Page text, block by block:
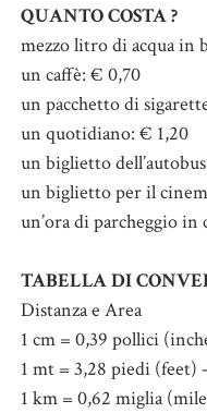
QUANTO COSTA ?
mezzo litro di acqua in
un caffè: € 0,70
un pacchetto di
un quotidiano: € 1,20
un biglietto
un biglietto per il
un’ora di parcheggio
TABELLA DI
Distanza e Area
1 cm = 0,39 pollici
1 mt = 3,28 piedi (feet)
1 km = 0,62 miglia